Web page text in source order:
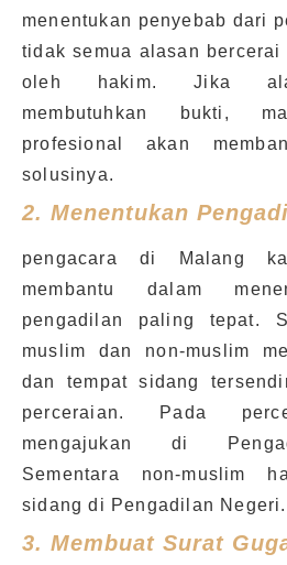
menentukan penyebab dari
tidak semua alasan bercerai
oleh hakim. Jika
membutuhkan bukti,
profesional akan
solusinya.
2. Menentukan
pengacara di Malang
membantu dalam
pengadilan paling tepat.
muslim dan non-muslim
dan tempat sidang
perceraian. Pada
mengajukan di
Sementara non-muslim
sidang di Pengadilan Negeri.
3. Membuat Surat